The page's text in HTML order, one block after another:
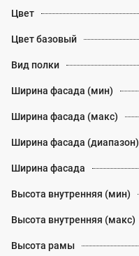
Цвет
Цвет базовый
Вид полки
Ширина фасада (мин)
Ширина фасада (макс)
Ширина фасада (диапазон)
Ширина фасада
Высота внутренняя (мин)
Высота внутренняя (макс)
Высота рамы